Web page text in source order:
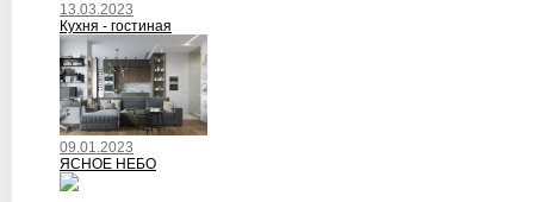
13.03.2023
Кухня - гостиная
09.01.2023
ЯСНОЕ НЕБО